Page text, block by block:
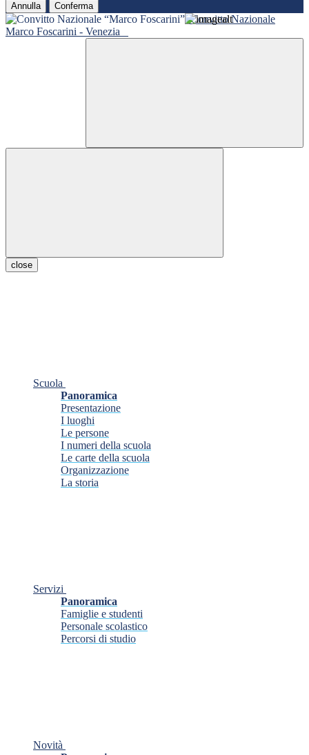
Annulla Conferma
Convitto Nazionale
Marco Foscarini - Venezia
close
Scuola
Panoramica
Presentazione
I luoghi
Le persone
I numeri della scuola
Le carte della scuola
Organizzazione
La storia
Servizi
Panoramica
Famiglie e studenti
Personale scolastico
Percorsi di studio
Novità